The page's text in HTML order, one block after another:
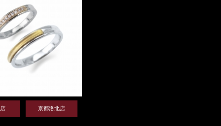
京都洛北店